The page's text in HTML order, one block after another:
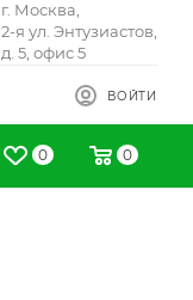
г. Москва,
2-я ул. Энтузиастов,
д. 5, офис 5
ВОЙТИ
0 0